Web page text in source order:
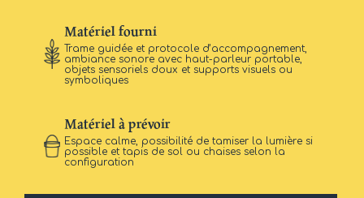
Matériel fourni
Trame guidée et protocole d’accompagnement,
ambiance sonore avec haut-parleur portable,
objets sensoriels doux et supports visuels ou
symboliques
Matériel à prévoir
Espace calme, possibilité de tamiser la lumière si
possible et tapis de sol ou chaises selon la
configuration